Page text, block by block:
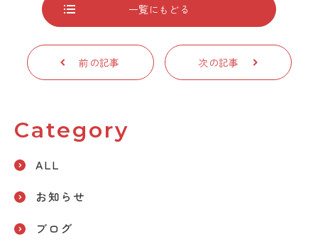
一覧にもどる
前の記事 次の記事
Category
ALL
お知らせ
ブログ